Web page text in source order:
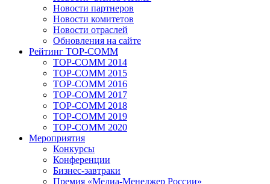
Новости партнеров
Новости комитетов
Новости отраслей
Обновления на сайте
Рейтинг TOP-COMM
TOP-COMM 2014
TOP-COMM 2015
TOP-COMM 2016
TOP-COMM 2017
TOP-COMM 2018
TOP-COMM 2019
TOP-COMM 2020
Мероприятия
Конкурсы
Конференции
Бизнес-завтраки
Премия «Медиа-Менеджер России»